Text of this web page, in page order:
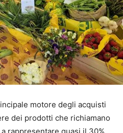
motore degli acquisti
dei prodotti che richiamano